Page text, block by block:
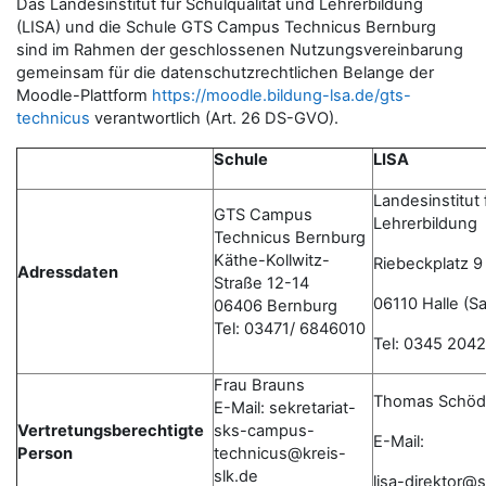
Das Landesinstitut für Schulqualität und Lehrerbildung
(LISA) und die Schule GTS Campus Technicus Bernburg
sind im Rahmen der geschlossenen Nutzungsvereinbarung
gemeinsam für die datenschutzrechtlichen Belange der
Moodle-Plattform https://moodle.bildung-lsa.de/gts-
technicus verantwortlich (Art. 26 DS-GVO).
Schule LISA
Adressdaten
GTS Campus
Technicus Bernburg
Käthe-Kollwitz-
Straße 12-14
06406 Bernburg
Tel: 03471/ 6846010
Landesinstitut
Lehrerbildung
Riebeckplatz 9
06110 Halle
Tel: 0345
Vertretungsberechtigte
Person
Frau Brauns
E-Mail: sekretariat-
sks-campus-
technicus@kreis-
slk.de
Thomas
E-Mail:
lisa-